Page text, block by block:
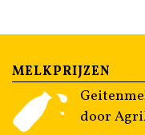
MELKPRIJZEN
door